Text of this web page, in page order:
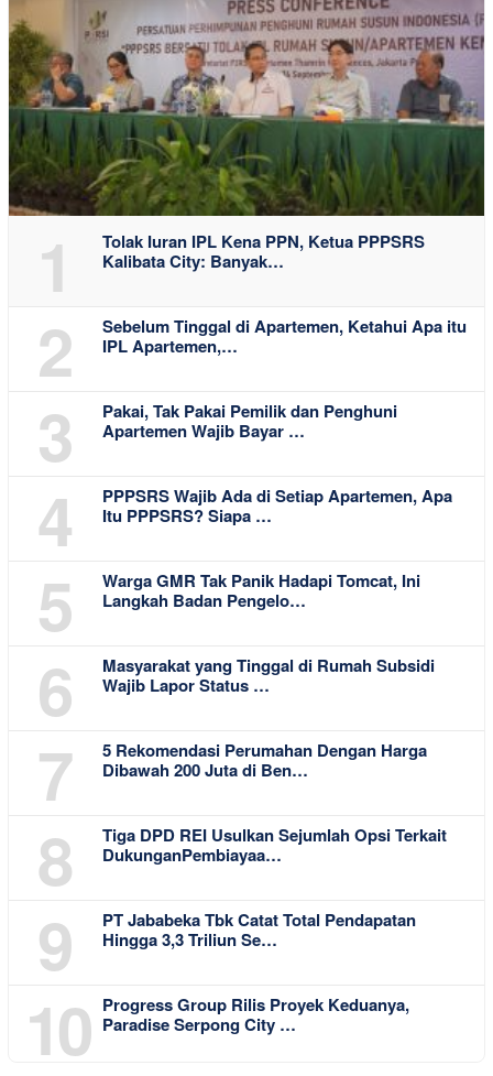
1
Tolak Iuran IPL Kena PPN, Ketua PPPSRS
Kalibata City: Banyak…
2
Sebelum Tinggal di Apartemen, Ketahui Apa itu
IPL Apartemen,…
3
Pakai, Tak Pakai Pemilik dan Penghuni
Apartemen Wajib Bayar …
4
PPPSRS Wajib Ada di Setiap Apartemen, Apa
Itu PPPSRS? Siapa …
5
Warga GMR Tak Panik Hadapi Tomcat, Ini
Langkah Badan Pengelo…
6
Masyarakat yang Tinggal di Rumah Subsidi
Wajib Lapor Status …
7
5 Rekomendasi Perumahan Dengan Harga
Dibawah 200 Juta di Ben…
8
Tiga DPD REI Usulkan Sejumlah Opsi Terkait
DukunganPembiayaa…
9
PT Jababeka Tbk Catat Total Pendapatan
Hingga 3,3 Triliun Se…
10
Progress Group Rilis Proyek Keduanya,
Paradise Serpong City …